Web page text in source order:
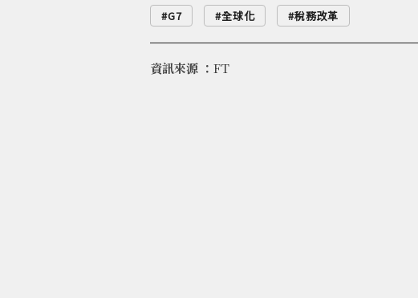
G7 全球化 稅務改革
資訊來源 ： FT